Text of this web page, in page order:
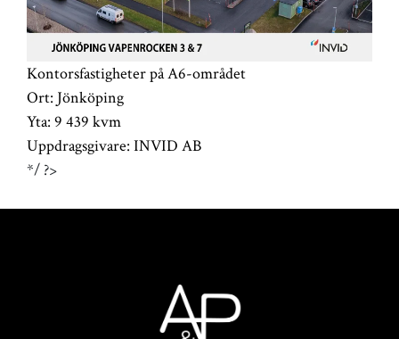
Kontorsfastigheter på A6-området
Ort: Jönköping
Yta: 9 439 kvm
Uppdragsgivare: INVID AB
*/ ?>